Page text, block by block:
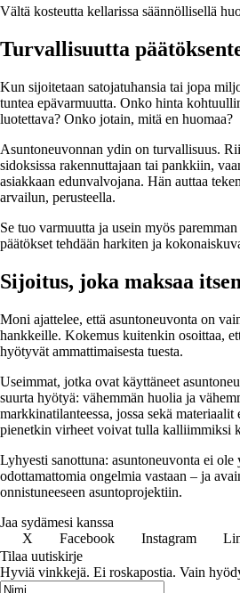
Vältä kosteutta kellarissa säännöllisellä
Turvallisuutta
Kun sijoitetaan satojatuhansia tai jopa
tuntea epävarmuutta. Onko hinta
luotettava? Onko jotain, mitä en huomaa?
Asuntoneuvonnan ydin on turvallisuus.
sidoksissa rakennuttajaan tai pankkiin,
asiakkaan edunvalvojana. Hän auttaa
arvailun, perusteella.
Se tuo varmuutta ja usein myös
päätökset tehdään harkiten ja
Sijoitus, joka maksaa
Moni ajattelee, että asuntoneuvonta on
hankkeille. Kokemus kuitenkin osoittaa,
hyötyvät ammattimaisesta tuesta.
Useimmat, jotka ovat käyttäneet
suurta hyötyä: vähemmän huolia ja
markkinatilanteessa, jossa sekä
pienetkin virheet voivat tulla kalliimmiksi
Lyhyesti sanottuna: asuntoneuvonta ei
odottamattomia ongelmia vastaan – ja
onnistuneeseen asuntoprojektiin.
Jaa sydämesi kanssa
X
Facebook Instagram
Tilaa uutiskirje
Hyviä vinkkejä. Ei roskapostia. Vain